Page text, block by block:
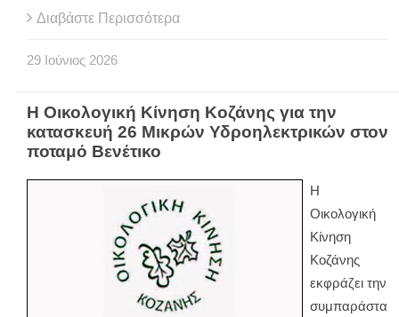
Διαβάστε Περισσότερα
29 Ιούνιος 2026
Η Οικολογική Κίνηση Κοζάνης για την
κατασκευή 26 Μικρών Υδροηλεκτρικών στον
ποταμό Βενέτικο
Η
Οικολογική
Κίνηση
Κοζάνης
εκφράζει την
συμπαράστα